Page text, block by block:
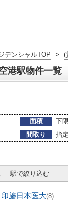
デンシャルTOP > (
港駅物件一覧
面積 下
間取り
指
駅で絞り込む
印旛日本医大(8)